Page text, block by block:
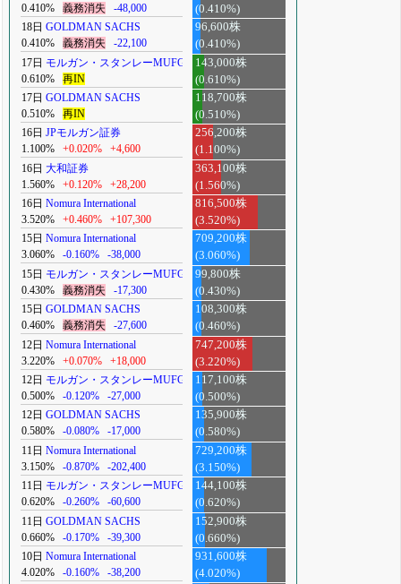
0.410%
義務消失 -48,000
(0.410%)
18日 GOLDMAN SACHS
0.410%
義務消失 -22,100
96,600株
(0.410%)
17日 モルガン・スタンレーMUFG
0.610%
再IN
143,000株
(0.610%)
17日 GOLDMAN SACHS
0.510%
再IN
118,700株
(0.510%)
16日 JPモルガン証券
1.100%
+0.020% +4,600
256,200株
(1.100%)
16日 大和証券
1.560%
+0.120% +28,200
363,100株
(1.560%)
16日 Nomura International
3.520%
+0.460% +107,300
816,500株
(3.520%)
15日 Nomura International
3.060%
-0.160% -38,000
709,200株
(3.060%)
15日 モルガン・スタンレーMUFG
0.430%
義務消失 -17,300
99,800株
(0.430%)
15日 GOLDMAN SACHS
0.460%
義務消失 -27,600
108,300株
(0.460%)
12日 Nomura International
3.220%
+0.070% +18,000
747,200株
(3.220%)
12日 モルガン・スタンレーMUFG
0.500%
-0.120% -27,000
117,100株
(0.500%)
12日 GOLDMAN SACHS
0.580%
-0.080% -17,000
135,900株
(0.580%)
11日 Nomura International
3.150%
-0.870% -202,400
729,200株
(3.150%)
11日 モルガン・スタンレーMUFG
0.620%
-0.260% -60,600
144,100株
(0.620%)
11日 GOLDMAN SACHS
0.660%
-0.170% -39,300
152,900株
(0.660%)
10日 Nomura International
4.020%
-0.160% -38,200
931,600株
(4.020%)